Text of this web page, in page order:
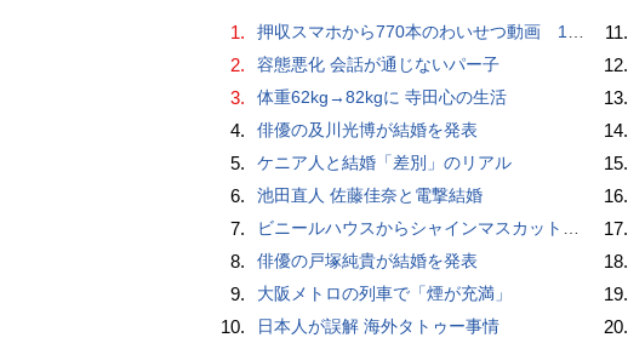
1. 押収スマホから770本のわいせつ動画 15歳少女に酒と薬飲ませ性的暴行か 54歳男を再逮捕 「薬もありますよ」とSNSで誘い出し
2. 容態悪化 会話が通じないパー子
3. 体重62kg→82kgに 寺田心の生活
4. 俳優の及川光博が結婚を発表
5. ケニア人と結婚「差別」のリアル
6. 池田直人 佐藤佳奈と電撃結婚
7. ビニールハウスからシャインマスカット約200房を盗んだ疑い ネットで販売か 無職の男（42）逮捕 岡山県警
8. 俳優の戸塚純貴が結婚を発表
9. 大阪メトロの列車で「煙が充満」
10. 日本人が誤解 海外タトゥー事情
11.
12.
13.
14.
15.
16.
17.
18.
19.
20.